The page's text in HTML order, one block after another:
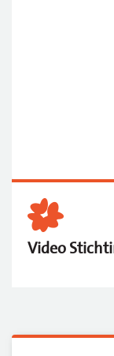
Video